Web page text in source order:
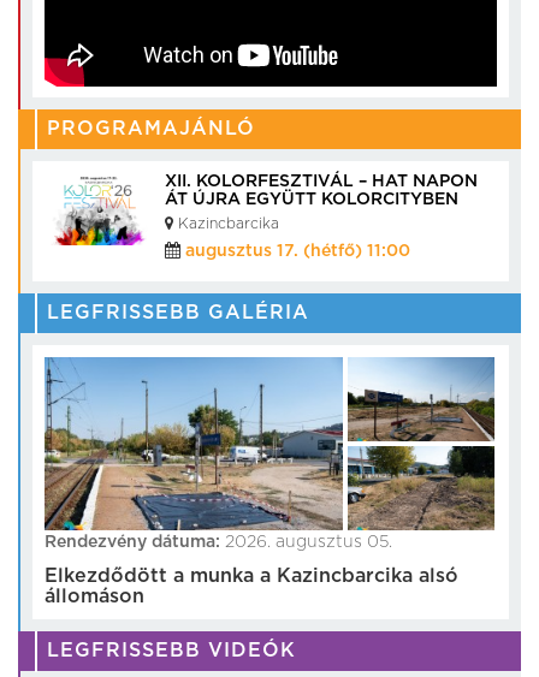
PROGRAMAJÁNLÓ
XII. KOLORFESZTIVÁL – HAT NAPON
ÁT ÚJRA EGYÜTT KOLORCITYBEN
Kazincbarcika
augusztus 17. (hétfő) 11:00
LEGFRISSEBB GALÉRIA
Rendezvény dátuma: 2026. augusztus 05.
Elkezdődött a munka a Kazincbarcika alsó
állomáson
LEGFRISSEBB VIDEÓK